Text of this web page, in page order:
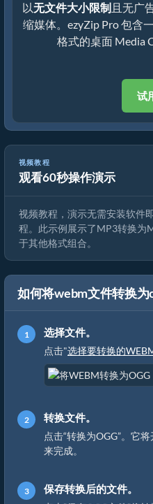
以无文件大小限制且无广
缩媒体。ezyZip Pro 包含
格式的桌面 Media
试
视频教程
观看60秒操作演示
如何转换媒体文件
视频教程，演示无需安装软件
程。此示例展示了MP3转换为
于其他格式组合。
如何将webm文件转换为
选择文件。
点击"选择要转换的
转换文件。
点击“转换为OGG”。它
来完成。
保存转换后的文件。